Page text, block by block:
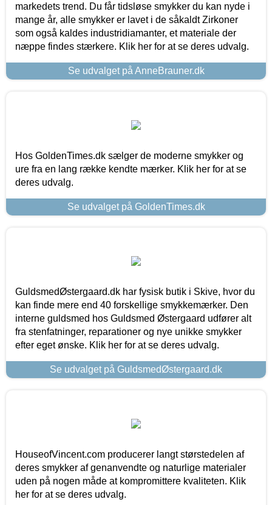
markedets trend. Du får tidsløse smykker du kan nyde i
mange år, alle smykker er lavet i de såkaldt Zirkoner
som også kaldes industridiamanter, et materiale der
næppe findes stærkere. Klik her for at se deres udvalg.
Se udvalget på AnneBrauner.dk
Hos GoldenTimes.dk sælger de moderne smykker og
ure fra en lang række kendte mærker. Klik her for at se
deres udvalg.
Se udvalget på GoldenTimes.dk
GuldsmedØstergaard.dk har fysisk butik i Skive, hvor du
kan finde mere end 40 forskellige smykkemærker. Den
interne guldsmed hos Guldsmed Østergaard udfører alt
fra stenfatninger, reparationer og nye unikke smykker
efter eget ønske. Klik her for at se deres udvalg.
Se udvalget på GuldsmedØstergaard.dk
HouseofVincent.com producerer langt størstedelen af
deres smykker af genanvendte og naturlige materialer
uden på nogen måde at kompromittere kvaliteten. Klik
her for at se deres udvalg.